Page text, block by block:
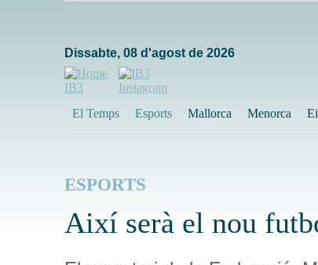
Dissabte, 08 d'agost de 2026
El Temps Esports Mallorca Menorca
ESPORTS
Així serà el nou